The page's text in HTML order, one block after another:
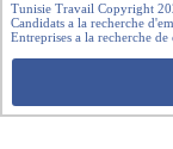
Tunisie Travail Copyright
Candidats a la recherche
Entreprises a la recherche